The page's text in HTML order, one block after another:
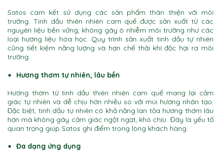
Satos cam kết sử dụng các sản phẩm thân thiện với môi
trường. Tinh dầu thiên nhiên cam quế được sản xuất từ các
nguyên liệu bền vững, không gây ô nhiễm môi trường như các
loại hương liệu hóa học. Quy trình sản xuất tinh dầu tự nhiên
cũng tiết kiệm năng lượng và hạn chế thải khí độc hại ra môi
trường.
Hương thơm tự nhiên, lâu bền
Hương thơm từ tinh dầu thiên nhiên cam quế mang lại cảm
giác tự nhiên và dễ chịu hơn nhiều so với mùi hương nhân tạo.
Đặc biệt, tinh dầu tự nhiên có khả năng lan tỏa hương thơm lâu
hơn mà không gây cảm giác ngột ngạt, khó chịu. Đây là yếu tố
quan trọng giúp Satos ghi điểm trong lòng khách hàng.
Đa dạng ứng dụng